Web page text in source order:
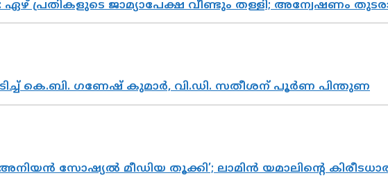
ഏഴ് പ്രതികളുടെ ജാമ്യാപേക്ഷ വീണ്ടും തള്ളി; അന്വേഷണം
കെ.ബി. ഗണേഷ് കുമാർ, വി.ഡി. സതീശന് പൂർണ പിന്തുണ
സോഷ്യൽ മീഡിയ തൂക്കി’; ലാമിൻ യമാലിന്റെ